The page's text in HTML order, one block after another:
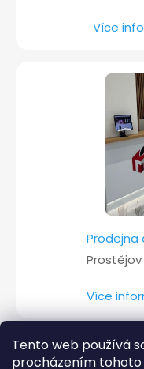
Tento web používá
procházením tohoto
Více
Prodejna
Prostějov
Více
Copyright 2026